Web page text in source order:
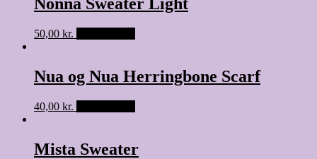
Nonna Sweater Light
50,00 kr.
Nua og Nua Herringbone Scarf
40,00 kr.
Mista Sweater